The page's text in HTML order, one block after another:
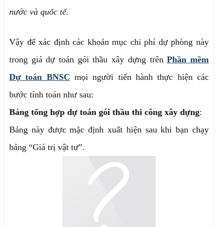
nước và quốc tế.
Vậy để xác định các khoản mục chi phí dự phòng này
trong giá dự toán gói thầu xây dựng trênPhần mềm
Dự toán BNSC mọi người tiến hành thực hiện các
bước tính toán như sau:
Bảng tổng hợp dự toán gói thầu thi công xây dựng:
Bảng này được mặc định xuất hiện sau khi bạn chạy
bảng “Giá trị vật tư”.